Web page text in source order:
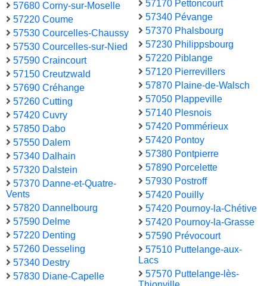
57680 Corny-sur-Moselle
57220 Coume
57530 Courcelles-Chaussy
57530 Courcelles-sur-Nied
57590 Craincourt
57150 Creutzwald
57690 Créhange
57260 Cutting
57420 Cuvry
57850 Dabo
57550 Dalem
57340 Dalhain
57320 Dalstein
57370 Danne-et-Quatre-
Vents
57820 Dannelbourg
57590 Delme
57220 Denting
57260 Desseling
57340 Destry
57830 Diane-Capelle
57170 Pettoncourt
57340 Pévange
57370 Phalsbourg
57230 Philippsbourg
57220 Piblange
57120 Pierrevillers
57870 Plaine-de-Walsch
57050 Plappeville
57140 Plesnois
57420 Pommérieux
57420 Pontoy
57380 Pontpierre
57890 Porcelette
57930 Postroff
57420 Pouilly
57420 Pournoy-la-Chétive
57420 Pournoy-la-Grasse
57590 Prévocourt
57510 Puttelange-aux-
Lacs
57570 Puttelange-lès-